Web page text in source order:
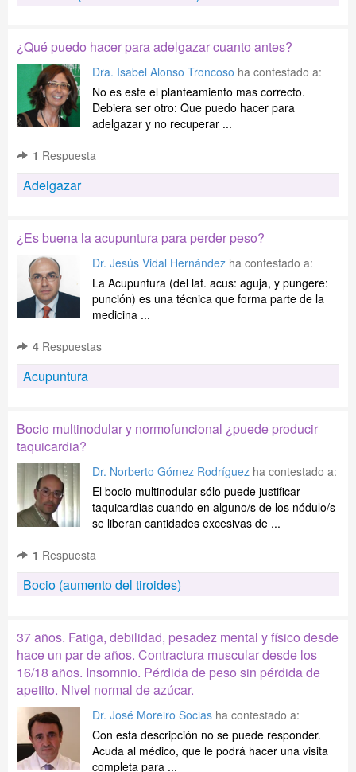
¿Qué puedo hacer para adelgazar cuanto antes?
Dra. Isabel Alonso Troncoso ha contestado a:
No es este el planteamiento mas correcto.
Debiera ser otro: Que puedo hacer para
adelgazar y no recuperar ...
1 Respuesta
Adelgazar
¿Es buena la acupuntura para perder peso?
Dr. Jesús Vidal Hernández ha contestado a:
La Acupuntura (del lat. acus: aguja, y pungere:
punción) es una técnica que forma parte de la
medicina ...
4 Respuestas
Acupuntura
Bocio multinodular y normofuncional ¿puede producir
taquicardia?
Dr. Norberto Gómez Rodríguez ha contestado a:
El bocio multinodular sólo puede justificar
taquicardias cuando en alguno/s de los nódulo/s
se liberan cantidades excesivas de ...
1 Respuesta
Bocio (aumento del tiroides)
37 años. Fatiga, debilidad, pesadez mental y físico desde
hace un par de años. Contractura muscular desde los
16/18 años. Insomnio. Pérdida de peso sin pérdida de
apetito. Nivel normal de azúcar.
Dr. José Moreiro Socias ha contestado a:
Con esta descripción no se puede responder.
Acuda al médico, que le podrá hacer una visita
completa para ...